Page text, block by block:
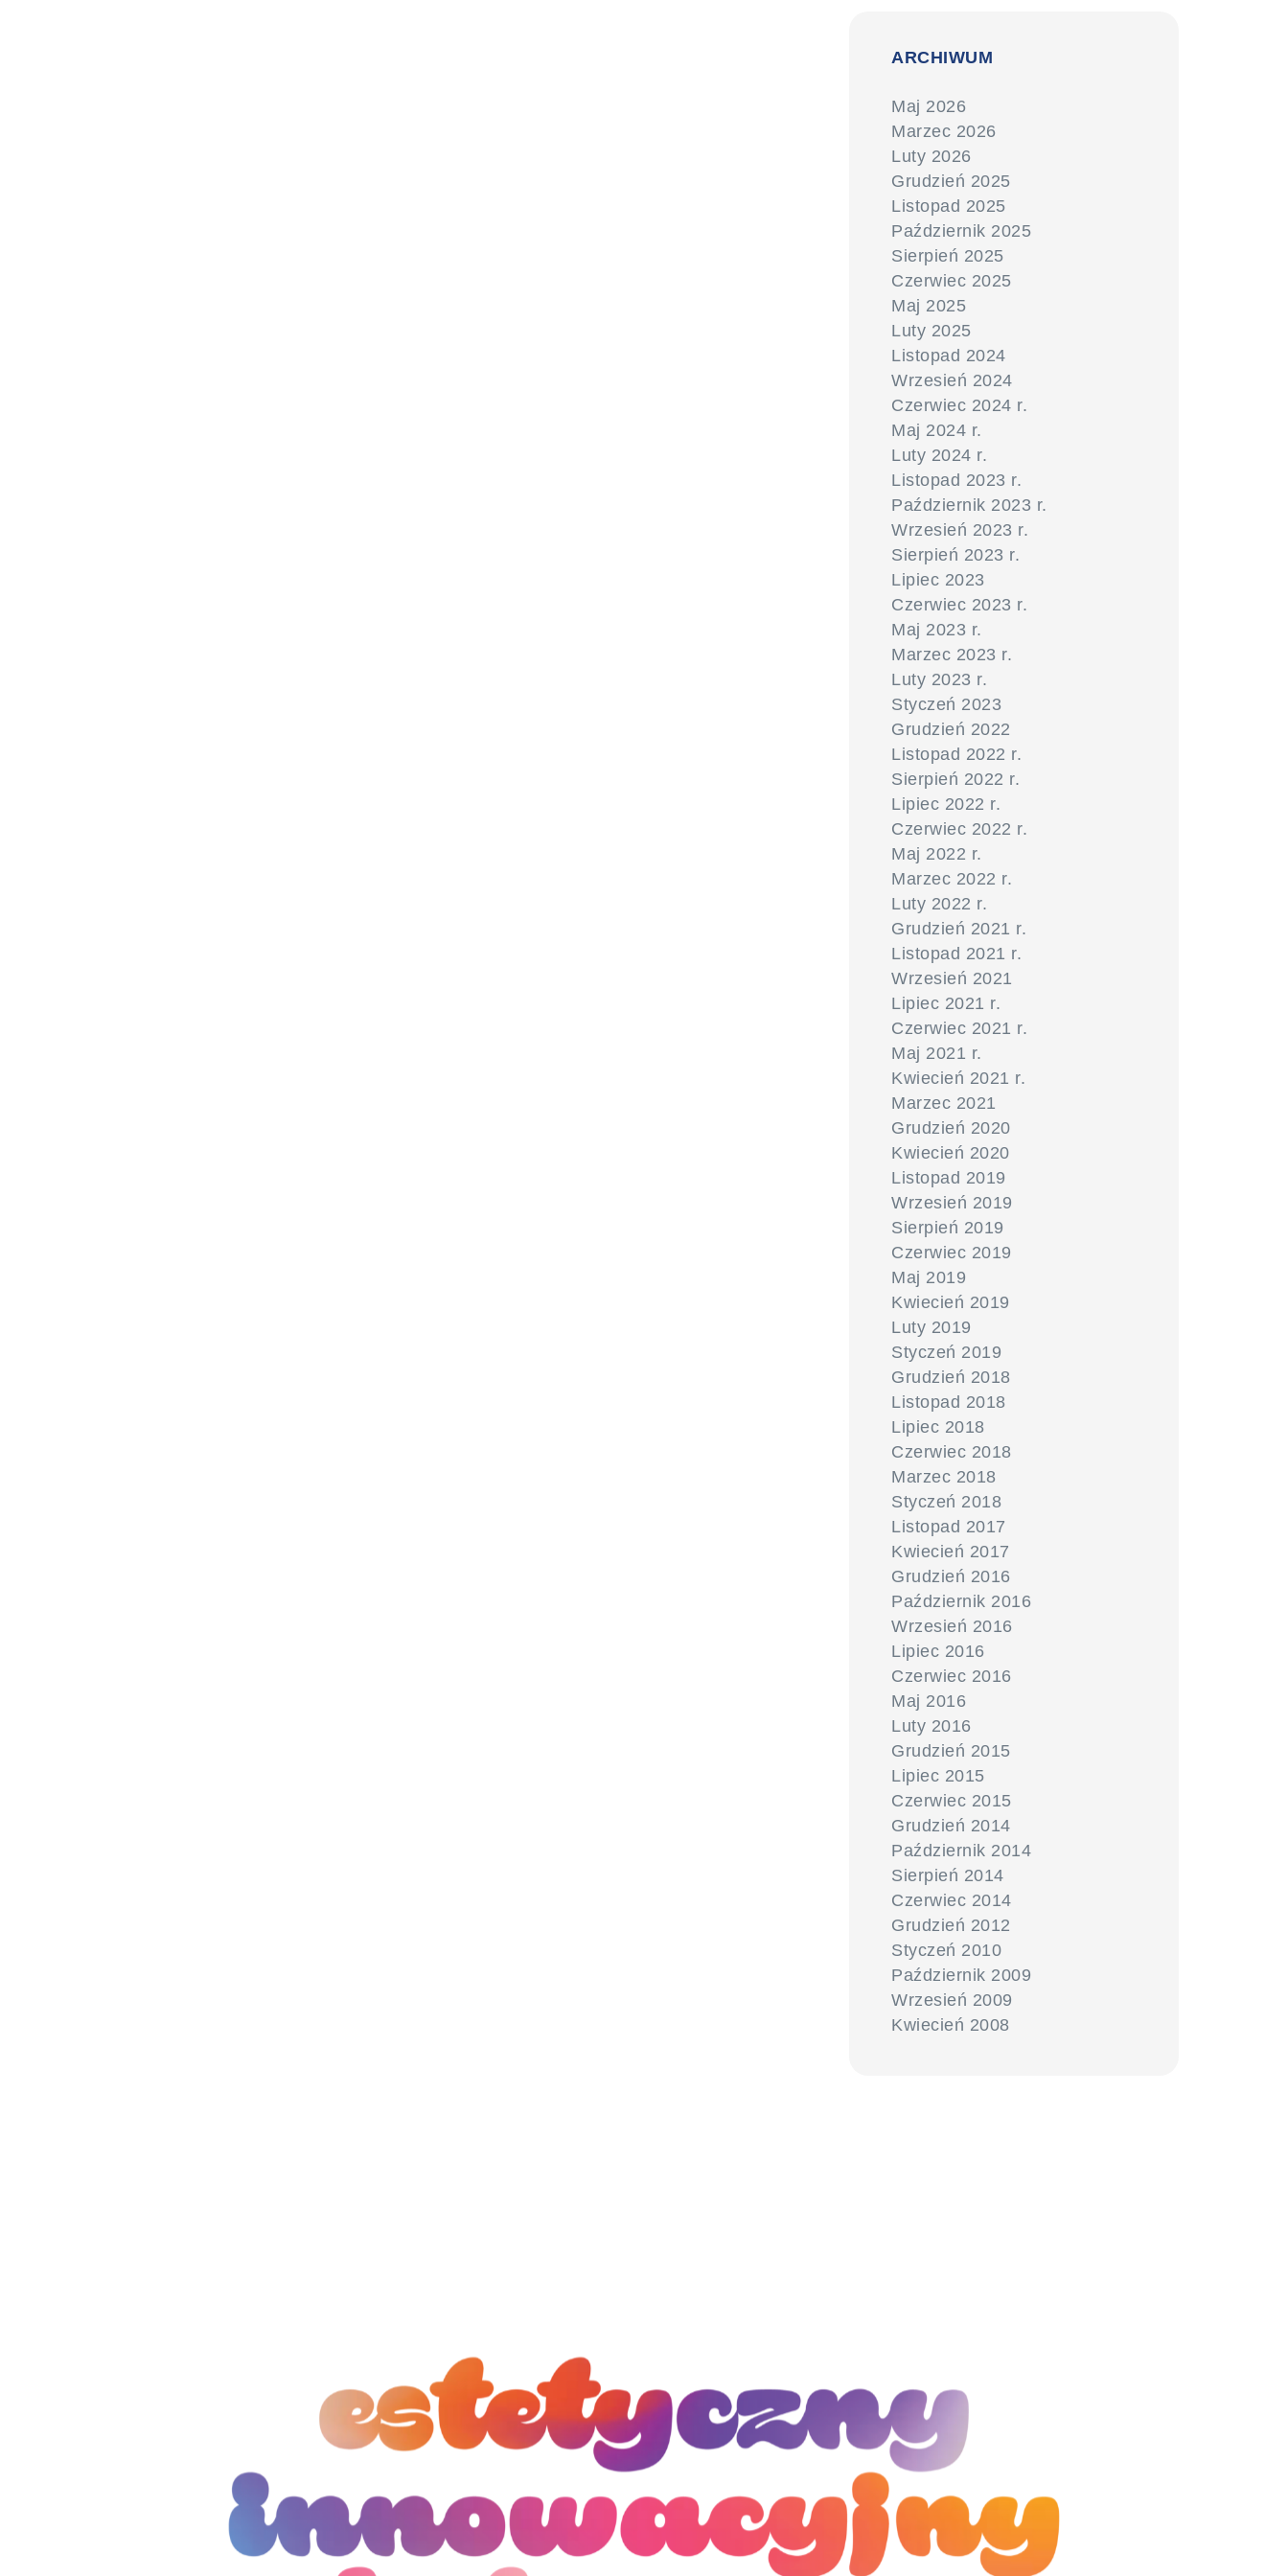
ARCHIWUM
Maj 2026
Marzec 2026
Luty 2026
Grudzień 2025
Listopad 2025
Październik 2025
Sierpień 2025
Czerwiec 2025
Maj 2025
Luty 2025
Listopad 2024
Wrzesień 2024
Czerwiec 2024 r.
Maj 2024 r.
Luty 2024 r.
Listopad 2023 r.
Październik 2023 r.
Wrzesień 2023 r.
Sierpień 2023 r.
Lipiec 2023
Czerwiec 2023 r.
Maj 2023 r.
Marzec 2023 r.
Luty 2023 r.
Styczeń 2023
Grudzień 2022
Listopad 2022 r.
Sierpień 2022 r.
Lipiec 2022 r.
Czerwiec 2022 r.
Maj 2022 r.
Marzec 2022 r.
Luty 2022 r.
Grudzień 2021 r.
Listopad 2021 r.
Wrzesień 2021
Lipiec 2021 r.
Czerwiec 2021 r.
Maj 2021 r.
Kwiecień 2021 r.
Marzec 2021
Grudzień 2020
Kwiecień 2020
Listopad 2019
Wrzesień 2019
Sierpień 2019
Czerwiec 2019
Maj 2019
Kwiecień 2019
Luty 2019
Styczeń 2019
Grudzień 2018
Listopad 2018
Lipiec 2018
Czerwiec 2018
Marzec 2018
Styczeń 2018
Listopad 2017
Kwiecień 2017
Grudzień 2016
Październik 2016
Wrzesień 2016
Lipiec 2016
Czerwiec 2016
Maj 2016
Luty 2016
Grudzień 2015
Lipiec 2015
Czerwiec 2015
Grudzień 2014
Październik 2014
Sierpień 2014
Czerwiec 2014
Grudzień 2012
Styczeń 2010
Październik 2009
Wrzesień 2009
Kwiecień 2008